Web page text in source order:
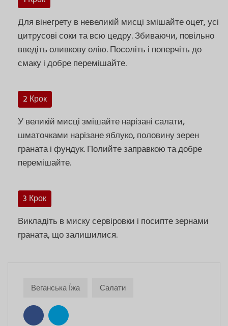
Для вінегрету в невеликій мисці змішайте оцет, усі
цитрусові соки та всю цедру. Збиваючи, повільно
введіть оливкову олію. Посоліть і поперчіть до
смаку і добре перемішайте.
2 Крок
У великій мисці змішайте нарізані салати,
шматочками нарізане яблуко, половину зерен
граната і фундук. Полийте заправкою та добре
перемішайте.
3 Крок
Викладіть в миску сервіровки і посипте зернами
граната, що залишилися.
Веганська Їжа Салати